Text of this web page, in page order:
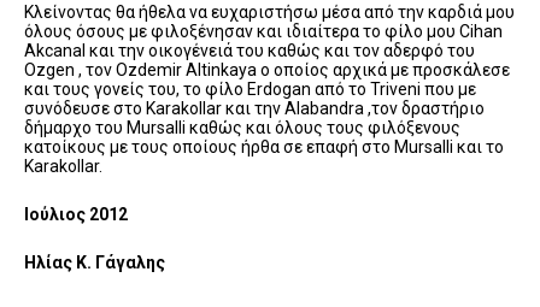
Κλείνοντας θα ήθελα να ευχαριστήσω μέσα από την καρδιά μου
όλους όσους με φιλοξένησαν και ιδιαίτερα το φίλο μου Cihan
Akcanal και την οικογένειά του καθώς και τον αδερφό του
Ozgen , τον Ozdemir Altinkaya o οποίος αρχικά με προσκάλεσε
και τους γονείς του, το φίλο Erdogan από το Triveni που με
συνόδευσε στο Karakollar και την Alabandra ,τον δραστήριο
δήμαρχο του Mursalli καθώς και όλους τους φιλόξενους
κατοίκους με τους οποίους ήρθα σε επαφή στο Mursalli και το
Karakollar.
Ιούλιος 2012
Ηλίας Κ. Γάγαλης